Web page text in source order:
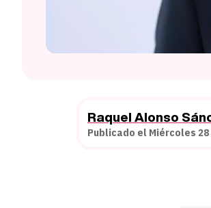
Raquel Alonso
Publicado el Miércoles